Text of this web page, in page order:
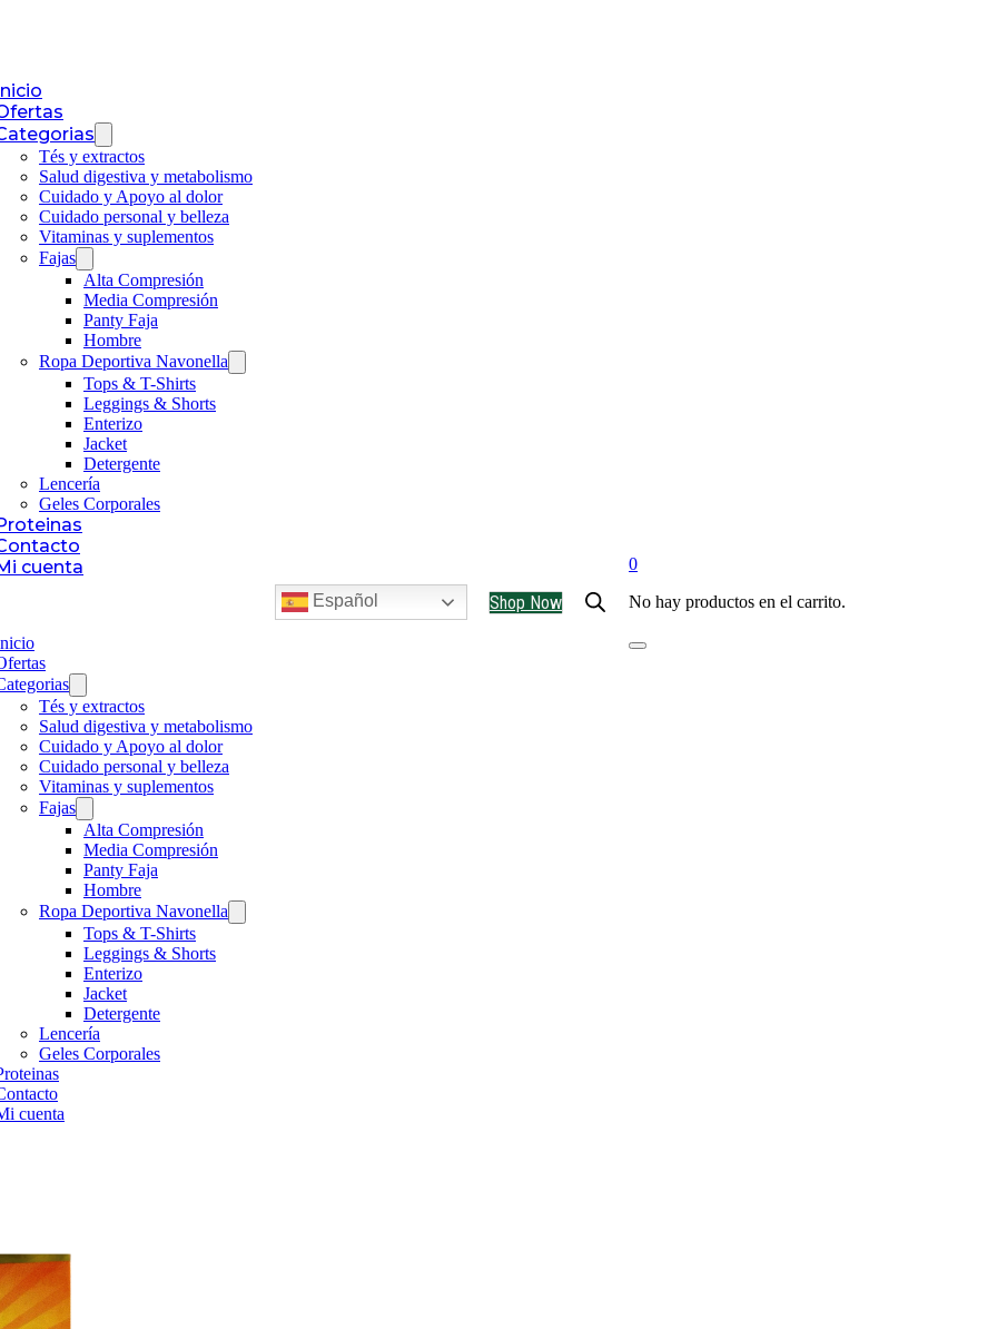
Tés y extractos
Salud digestiva y metabolismo
Cuidado y Apoyo al dolor
Cuidado personal y belleza
Vitaminas y suplementos
Fajas
Alta Compresión
Media Compresión
Panty Faja
Hombre
Ropa Deportiva Navonella
Tops & T-Shirts
Leggings & Shorts
Enterizo
Jacket
Detergente
Lencería
Geles Corporales
cuenta
Tés y extractos
Salud digestiva y metabolismo
Cuidado y Apoyo al dolor
Cuidado personal y belleza
Vitaminas y suplementos
Fajas
Alta Compresión
Media Compresión
Panty Faja
Hombre
Ropa Deportiva Navonella
Tops & T-Shirts
Leggings & Shorts
Enterizo
Jacket
Detergente
Lencería
Geles Corporales
cuenta
Español Shop Now
0
No hay productos en el carrito.